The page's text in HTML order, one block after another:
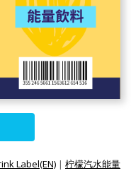
Label(EN) | 柠檬汽水能量